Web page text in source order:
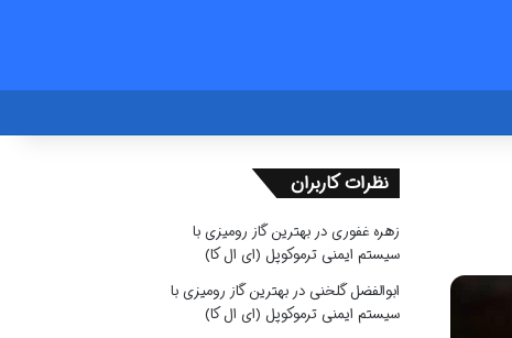
نظرات کاربران
زهره غفوریدر بهترین گاز رومیزی با
سیستم ایمنی ترموکوپل (ای ال کا)
ابوالفضل گلخنیدر بهترین گاز رومیزی با
سیستم ایمنی ترموکوپل (ای ال کا)